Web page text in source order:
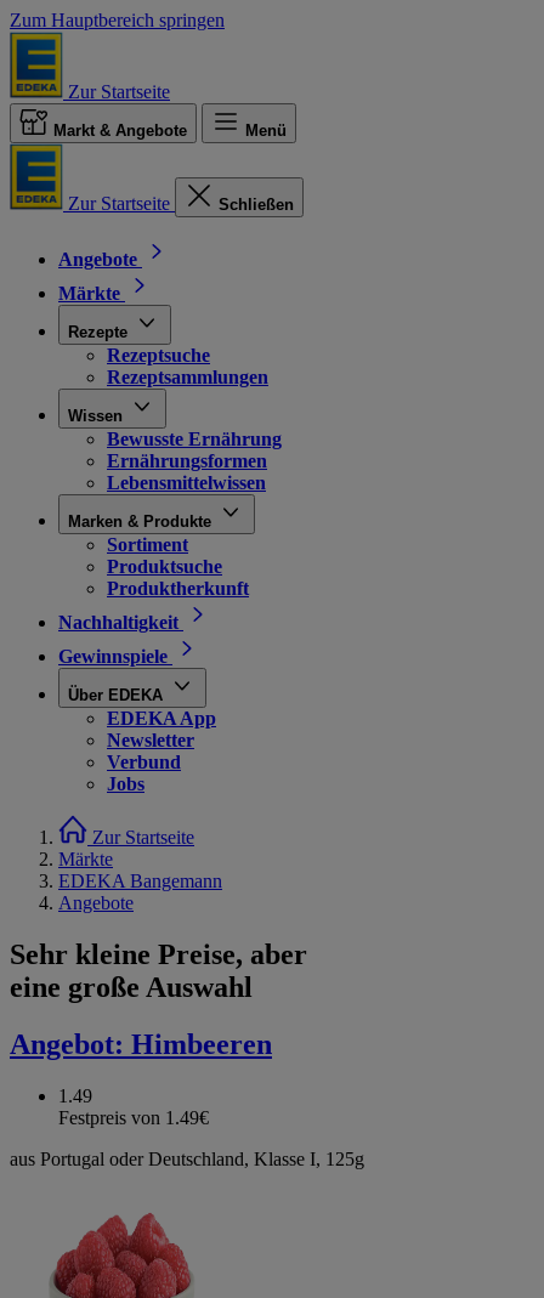
Zum Hauptbereich springen
Zur Startseite
Markt & Angebote Menü
Zur Startseite Schließen
Angebote
Märkte
Rezepte
Rezeptsuche
Rezeptsammlungen
Wissen
Bewusste Ernährung
Ernährungsformen
Lebensmittelwissen
Marken & Produkte
Sortiment
Produktsuche
Produktherkunft
Nachhaltigkeit
Gewinnspiele
Über EDEKA
EDEKA App
Newsletter
Verbund
Jobs
Zur Startseite
Märkte
EDEKA Bangemann
Angebote
Sehr kleine Preise, aber
eine große Auswahl
Angebot: Himbeeren
1.49
Festpreis von 1.49€
aus Portugal oder Deutschland, Klasse I, 125g